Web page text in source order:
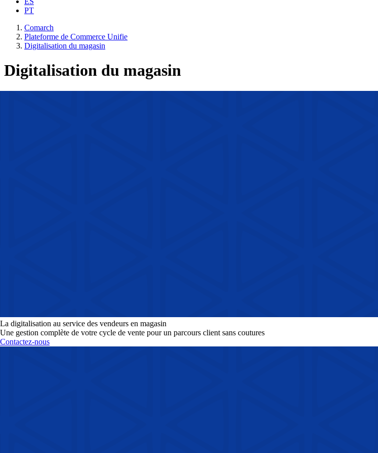
PT
Comarch
Plateforme de Commerce Unifie
Digitalisation du magasin
Digitalisation du magasin
La digitalisation au service des vendeurs en magasin
Une gestion complète de votre cycle de vente pour un parcours client sans coutures
Contactez-nous